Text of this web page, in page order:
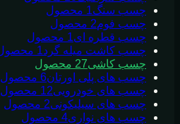
چسب سنگ1 محصول
چسب فوم2 محصول
چسب قطره ای1 محصول
چسب کاشت میله گرد1 محصول
چسب کاشی27 محصول
چسب های پلی اورتان6 محصول
چسب های خودرویی12 محصول
چسب های سیلیکونی2 محصول
چسب های نواری4 محصول